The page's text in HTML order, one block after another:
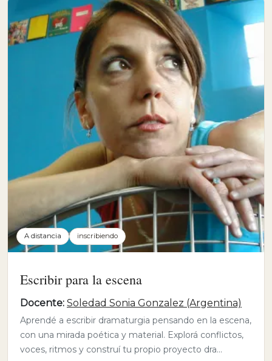
A distancia inscribiendo
Escribir para la escena
Docente: Soledad Sonia Gonzalez (Argentina)
Aprendé a escribir dramaturgia pensando en la escena,
con una mirada poética y material. Explorá conflictos,
voces, ritmos y construí tu propio proyecto dra...